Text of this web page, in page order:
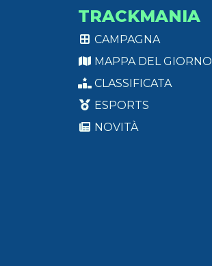
TRACKMANIA
CAMPAGNA
MAPPA DEL GIORNO
CLASSIFICATA
ESPORTS
NOVITÀ